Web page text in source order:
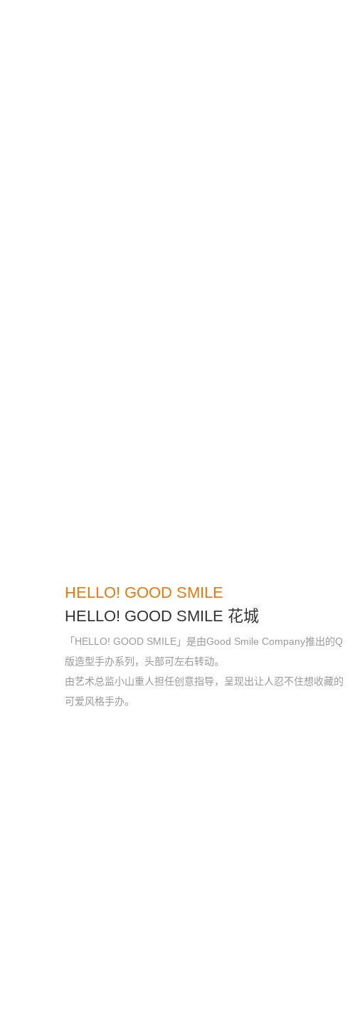
HELLO! GOOD SMILE
HELLO! GOOD SMILE 花城
「HELLO! GOOD SMILE」是由Good Smile Company推出的Q
版造型手办系列，头部可左右转动。
由艺术总监小山重人担任创意指导，呈现出让人忍不住想收藏的
可爱风格手办。